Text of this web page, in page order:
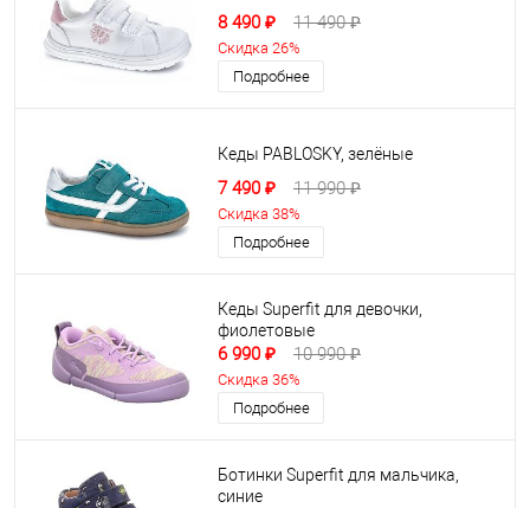
8 490 ₽ 11 490 ₽
Скидка 26%
Подробнее
Кеды PABLOSKY, зелёные
7 490 ₽ 11 990 ₽
Скидка 38%
Подробнее
Кеды Superfit для девочки,
фиолетовые
6 990 ₽ 10 990 ₽
Скидка 36%
Подробнее
Ботинки Superfit для мальчика,
синие